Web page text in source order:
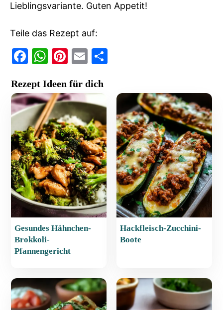
Lieblingsvariante. Guten Appetit!
Teile das Rezept auf:
F
c
e
b
o
o
k
W
at
s
A
p
p
Pi
er
e
st
E
ai
l
le
n
Rezept Ideen für dich
Gesundes Hähnchen-
Brokkoli-
Pfannengericht
Hackfleisch-Zucchini-
Boote